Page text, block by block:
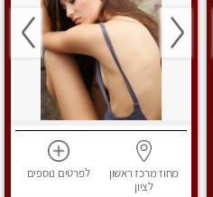
מחוז מרכזראשון
לציון
לפרטים נוספים